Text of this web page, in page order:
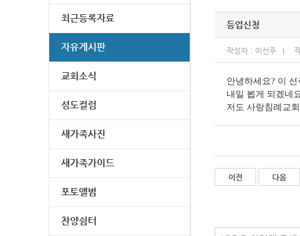
최근등록자료
자유게시판
교회소식
성도컬럼
새가족사진
새가족가이드
포토앨범
찬양쉼터
등업신청
작성자 : 이선주
안녕하세요? 이 선
내일 뵙게 되겠네
저도 사랑침례교
이전 다음